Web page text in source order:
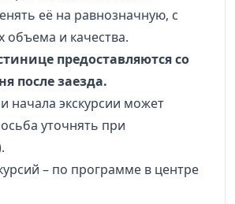
её на равнозначную, с
объема и качества.
предоставляются со
после заезда.
начала экскурсии может
уточнять при
– по программе в центре